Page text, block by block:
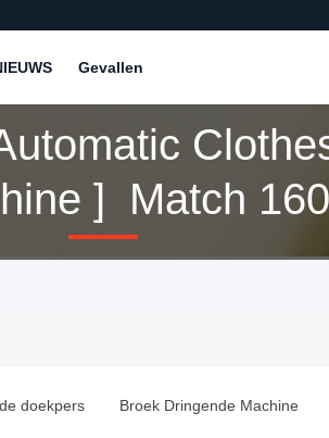
Gevallen
] Match 160
doekpers Broek Dringende Machine